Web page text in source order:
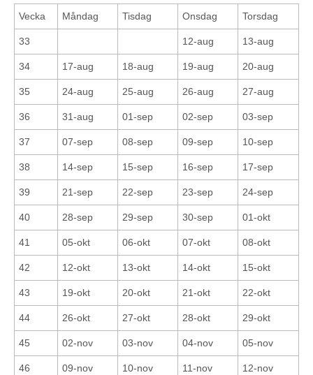
Vecka Måndag Tisdag Onsdag Torsdag
33 12-aug 13-aug
34 17-aug 18-aug 19-aug 20-aug
35 24-aug 25-aug 26-aug 27-aug
36 31-aug 01-sep 02-sep 03-sep
37 07-sep 08-sep 09-sep 10-sep
38 14-sep 15-sep 16-sep 17-sep
39 21-sep 22-sep 23-sep 24-sep
40 28-sep 29-sep 30-sep 01-okt
41 05-okt 06-okt 07-okt 08-okt
42 12-okt 13-okt 14-okt 15-okt
43 19-okt 20-okt 21-okt 22-okt
44 26-okt 27-okt 28-okt 29-okt
45 02-nov 03-nov 04-nov 05-nov
46 09-nov 10-nov 11-nov 12-nov